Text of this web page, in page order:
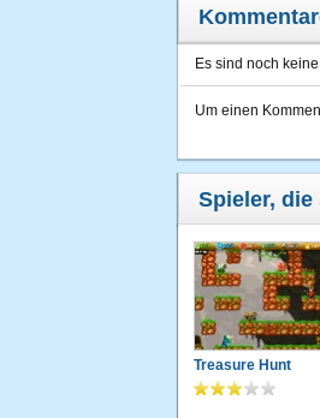
Es sind noch
Um einen
Spieler,
Treasure Hunt